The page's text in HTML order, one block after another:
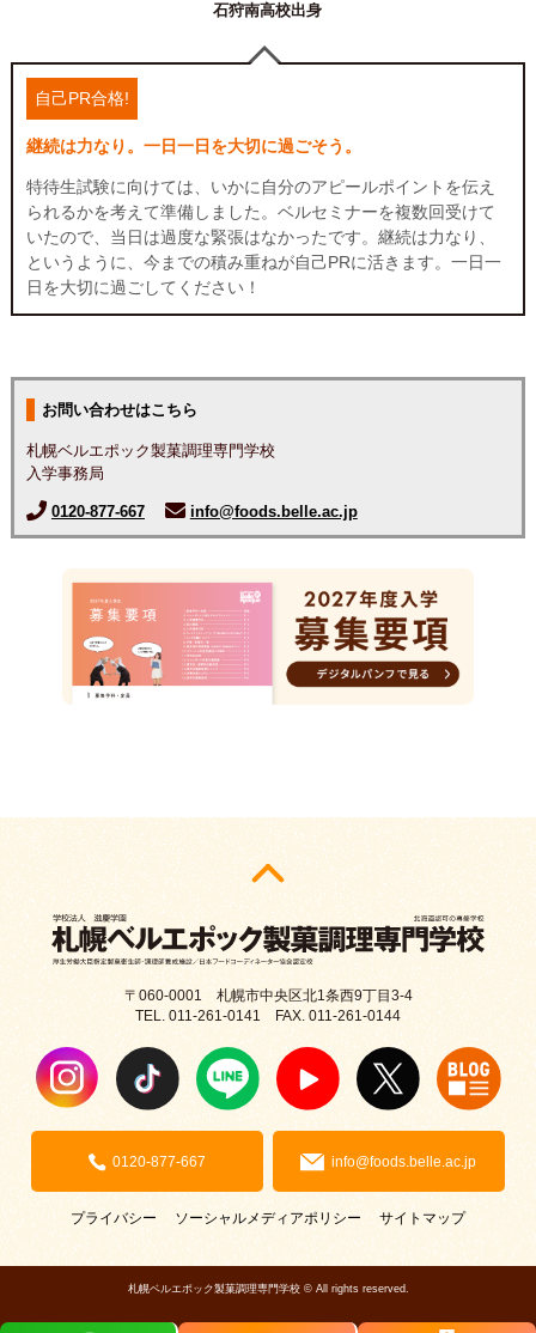
石狩南高校出身
自己PR合格!
継続は力なり。一日一日を大切に過ごそう。
特待生試験に向けては、いかに自分のアピールポイントを伝え
られるかを考えて準備しました。ベルセミナーを複数回受けて
いたので、当日は過度な緊張はなかったです。継続は力なり、
というように、今までの積み重ねが自己PRに活きます。一日一
日を大切に過ごしてください！
お問い合わせはこちら
札幌ベルエポック製菓調理専門学校
入学事務局
0120-877-667 info@foods.belle.ac.jp
〒060-0001 札幌市中央区北1条西9丁目3-4
TEL. 011-261-0141 FAX. 011-261-0144
0120-877-667 info@foods.belle.ac.jp
プライバシー ソーシャルメディアポリシー サイトマップ
札幌ベルエポック製菓調理専門学校 © All rights reserved.